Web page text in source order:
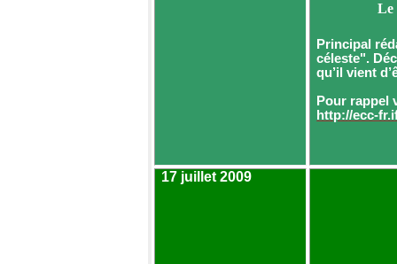
Le
Principal
céleste".
qu’il vient
Pour rappel
http://ecc-
17 juillet 2009